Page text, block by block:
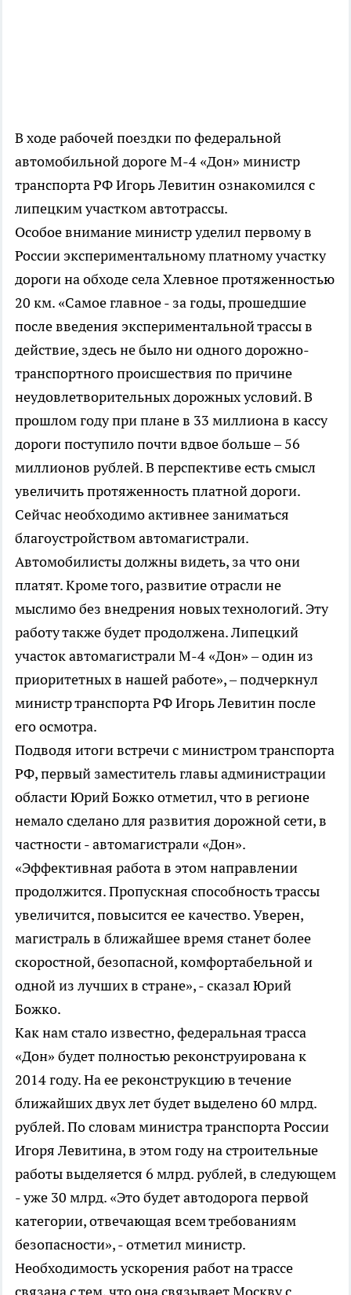
В ходе рабочей поездки по федеральной
автомобильной дороге М-4 «Дон» министр
транспорта РФ Игорь Левитин ознакомился с
липецким участком автотрассы.
Особое внимание министр уделил первому в
России экспериментальному платному участку
дороги на обходе села Хлевное протяженностью
20 км. «Самое главное - за годы, прошедшие
после введения экспериментальной трассы в
действие, здесь не было ни одного дорожно-
транспортного происшествия по причине
неудовлетворительных дорожных условий. В
прошлом году при плане в 33 миллиона в кассу
дороги поступило почти вдвое больше – 56
миллионов рублей. В перспективе есть смысл
увеличить протяженность платной дороги.
Сейчас необходимо активнее заниматься
благоустройством автомагистрали.
Автомобилисты должны видеть, за что они
платят. Кроме того, развитие отрасли не
мыслимо без внедрения новых технологий. Эту
работу также будет продолжена. Липецкий
участок автомагистрали М-4 «Дон» – один из
приоритетных в нашей работе», – подчеркнул
министр транспорта РФ Игорь Левитин после
его осмотра.
Подводя итоги встречи с министром транспорта
РФ, первый заместитель главы администрации
области Юрий Божко отметил, что в регионе
немало сделано для развития дорожной сети, в
частности - автомагистрали «Дон».
«Эффективная работа в этом направлении
продолжится. Пропускная способность трассы
увеличится, повысится ее качество. Уверен,
магистраль в ближайшее время станет более
скоростной, безопасной, комфортабельной и
одной из лучших в стране», - сказал Юрий
Божко.
Как нам стало известно, федеральная трасса
«Дон» будет полностью реконструирована к
2014 году. На ее реконструкцию в течение
ближайших двух лет будет выделено 60 млрд.
рублей. По словам министра транспорта России
Игоря Левитина, в этом году на строительные
работы выделяется 6 млрд. рублей, в следующем
- уже 30 млрд. «Это будет автодорога первой
категории, отвечающая всем требованиям
безопасности», - отметил министр.
Необходимость ускорения работ на трассе
связана с тем, что она связывает Москву с